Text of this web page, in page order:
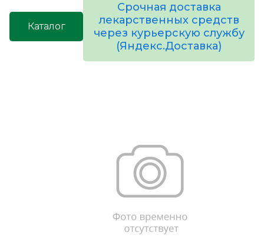
Каталог
Срочная доставка
лекарственных средств
через курьерскую службу
(Яндекс.Доставка)